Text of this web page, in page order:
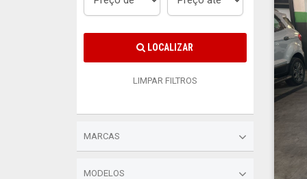
LOCALIZAR
LIMPAR FILTROS
MARCAS
MODELOS